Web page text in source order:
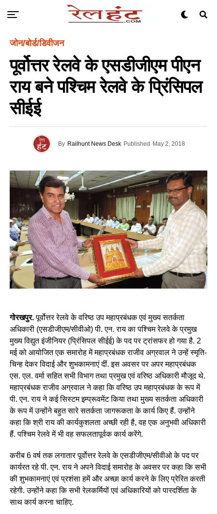
जोन/बोर्ड/डिवीजन
पूर्वोत्तर रेलवे के एसडीजीएम पीएन
राय बने पश्चिम रेलवे के प्रिंसिपल
सीईई
By Railhunt News Desk Published May 2, 2018
गोरखपुर.पूर्वोत्तर रेलवे के वरिष्ठ उप महाप्रबंधक एवं मुख्य सतर्कता
अधिकारी (एसडीजीएम/सीवीओ) पी. एन. राय का पश्चिम रेलवे के प्रमुख
मुख्य विद्युत इंजीनियर (प्रिंसिपल सीईई) के पद पर ट्रांसफर हो गया है. 2
मई को आयोजित एक समारोह में महाप्रबंधक राजीव अग्रवाल ने उन्हें स्मृति-
चिन्ह देकर विदाई और शुभकामनाएं दीं. इस अवसर पर अपर महाप्रबंधक
एस. एल. वर्मा सहित सभी विभाग तथा प्रमुख एवं वरिष्ठ अधिकारी मौजूद थे.
महाप्रबंधक राजीव अग्रवाल ने कहा कि वरिष्ठ उप महाप्रबंधक के रूप में
पी. एन. राय ने कई सिस्टम इम्प्रूवमेंट किया तथा मुख्य सतर्कता अधिकारी
के रूप में उन्होंने बहुत सारे सतर्कता जागरूकता के कार्य किए हैं. उन्होंने
कहा कि श्री राय की कार्यकुशलता अच्छी रही है, वह एक अनुभवी अधिकारी
हैं. पश्चिम रेलवे में भी वह सफलतापूर्वक कार्य करेंगे.
करीब 6 वर्ष तक लगातार पूर्वोत्तर रेलवे के एसडीजीएम/सीवीओ के पद पर
कार्यरत रहे पी. एन. राय ने अपने विदाई समारोह के अवसर पर कहा कि सभी
की शुभकामनाएं एवं प्रशंसा हमें और अच्छा कार्य करने के लिए प्रेरित करती
रहेगी. उन्होंने कहा कि सभी रेलकर्मियों एवं अधिकारियों को पारदर्शिता के
साथ कार्य करना चाहिए.